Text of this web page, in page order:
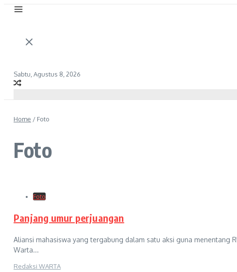
Sabtu, Agustus 8, 2026
Home / Foto
Foto
Foto
Panjang umur perjuangan
Aliansi mahasiswa yang tergabung dalam satu aksi guna menentang
Warta...
Redaksi WARTA